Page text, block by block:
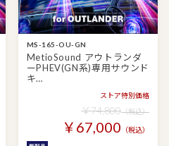
MS-165-OU-GN
MetioSound アウトランダ
ーPHEV(GN系)専用サウンド
キ…
ストア特別価格
￥74,800（税込）
￥67,000 （税込）